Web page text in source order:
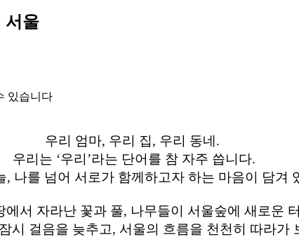
서울
있습니다
우리 엄마, 우리 집, 우리 동네.
우리는 ‘우리’라는 단어를 참 자주 씁니다.
, 나를 넘어 서로가 함께하고자 하는 마음이 담겨
에서 자라난 꽃과 풀, 나무들이 서울숲에 새로운
시 걸음을 늦추고, 서울의 흐름을 천천히 따라가